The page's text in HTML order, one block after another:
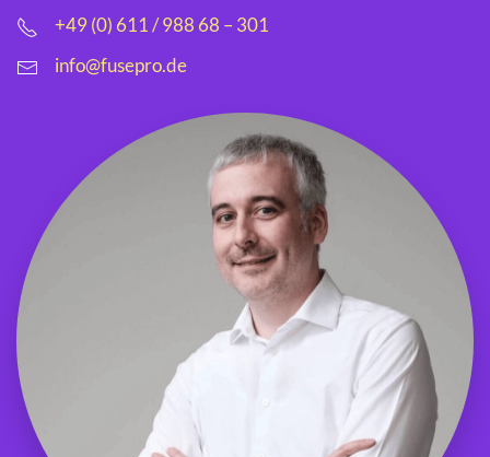
+49 (0) 611 / 988 68 – 301
info@fusepro.de